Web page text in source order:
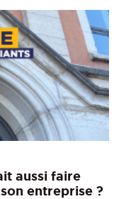
aussi faire
entreprise ?